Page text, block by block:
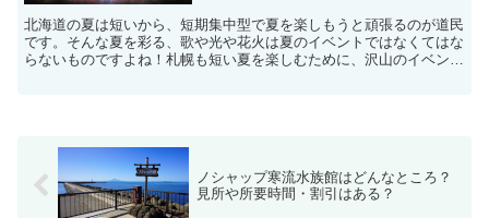
北海道の夏は短いから、短期集中型で夏を楽しもうと頑張るのが道民
です。そんな夏を彩る、歌や光や花火は夏のイベントではなくてはな
らないものですよね！札幌も短い夏を楽しむために、沢山のイベント
ノシャップ寒流水族館はどんなところ？
見所や所要時間・割引はある？